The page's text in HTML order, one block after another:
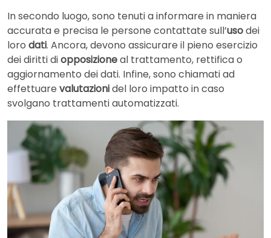
In secondo luogo, sono tenuti a informare in maniera
accurata e precisa le persone contattate sull’usodei
loro dati. Ancora, devono assicurare il pieno esercizio
dei diritti diopposizioneal trattamento, rettifica o
aggiornamento dei dati. Infine, sono chiamati ad
effettuare valutazionidel loro impatto in caso
svolgano trattamenti automatizzati.